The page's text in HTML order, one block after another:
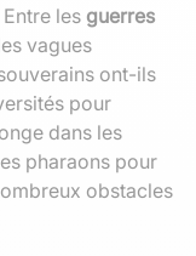
les guerres
vagues
ont-ils
pour
dans les
pharaons pour
obstacles